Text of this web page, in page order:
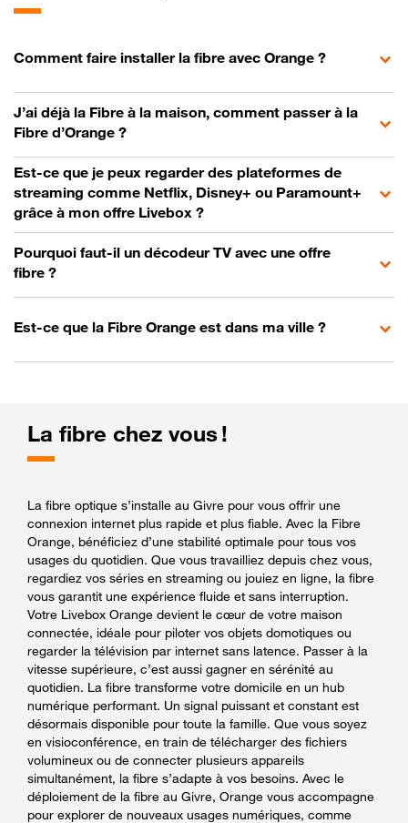
Comment faire installer la fibre avec Orange ?
J’ai déjà la Fibre à la maison, comment passer à la
Fibre d’Orange ?
Est-ce que je peux regarder des plateformes de
streaming comme Netflix, Disney+ ou Paramount+
grâce à mon offre Livebox ?
Pourquoi faut-il un décodeur TV avec une offre
fibre ?
Est-ce que la Fibre Orange est dans ma ville ?
La fibre chez vous !
La fibre optique s’installe au Givre pour vous offrir une
connexion internet plus rapide et plus fiable. Avec la Fibre
Orange, bénéficiez d’une stabilité optimale pour tous vos
usages du quotidien. Que vous travailliez depuis chez vous,
regardiez vos séries en streaming ou jouiez en ligne, la fibre
vous garantit une expérience fluide et sans interruption.
Votre Livebox Orange devient le cœur de votre maison
connectée, idéale pour piloter vos objets domotiques ou
regarder la télévision par internet sans latence. Passer à la
vitesse supérieure, c’est aussi gagner en sérénité au
quotidien. La fibre transforme votre domicile en un hub
numérique performant. Un signal puissant et constant est
désormais disponible pour toute la famille. Que vous soyez
en visioconférence, en train de télécharger des fichiers
volumineux ou de connecter plusieurs appareils
simultanément, la fibre s’adapte à vos besoins. Avec le
déploiement de la fibre au Givre, Orange vous accompagne
pour explorer de nouveaux usages numériques, comme